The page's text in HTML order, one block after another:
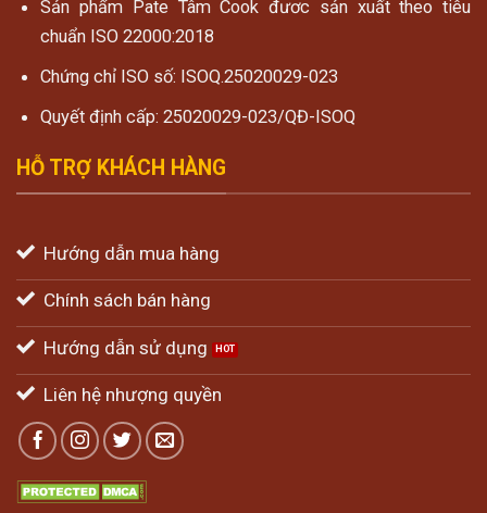
Sản phẩm Pate Tâm Cook đươc sản xuất theo tiêu
chuẩn ISO 22000:2018
Chứng chỉ ISO số: ISOQ.25020029-023
Quyết định cấp: 25020029-023/QĐ-ISOQ
HỖ TRỢ KHÁCH HÀNG
Hướng dẫn mua hàng
Chính sách bán hàng
Hướng dẫn sử dụng
Liên hệ nhượng quyền